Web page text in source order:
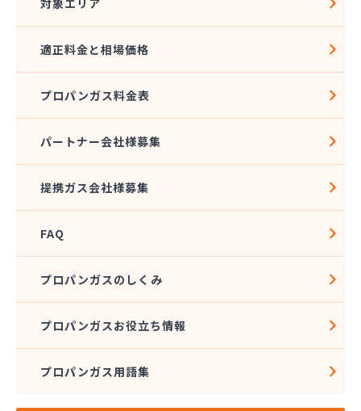
対象エリア
適正料金と相場価格
プロパンガス料金表
パートナー会社様募集
提携ガス会社様募集
FAQ
プロパンガスのしくみ
プロパンガスお役立ち情報
プロパンガス用語集